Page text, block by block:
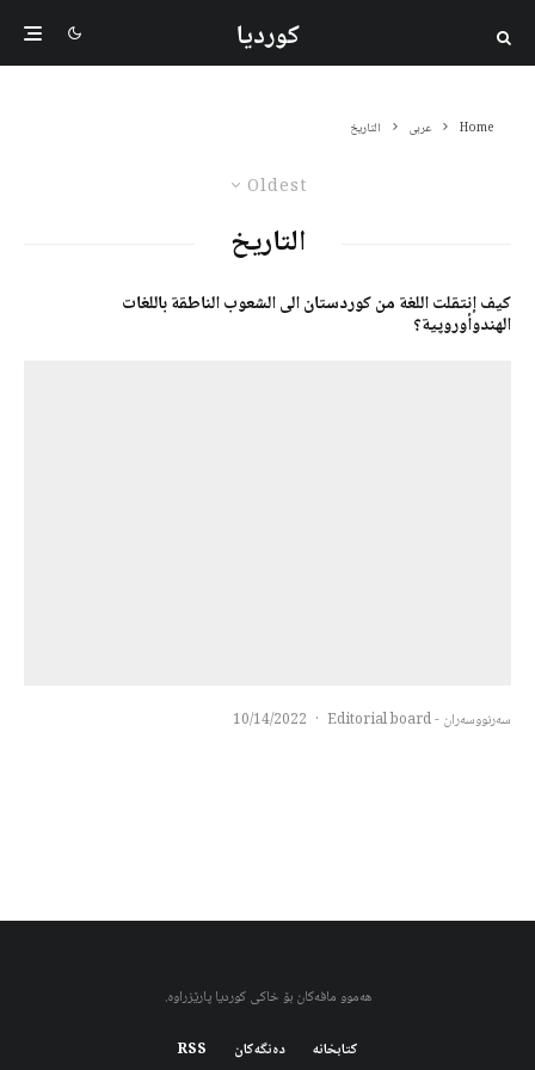
کوردیا
Home عربی التاریخ
Oldest
التاریخ
كيف إنتقلت اللغة من كوردستان الى الشعوب الناطقة باللغات
الهندوأوروپية؟
سەرنووسەران - Editorial board ·
10/14/2022
هەموو مافەکان بۆ خاکی کوردیا پارێزراوە.
کتابخانه دەنگەکان RSS